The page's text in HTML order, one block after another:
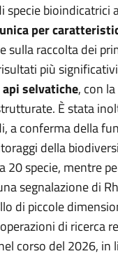
bioindicatrici
per
sulla raccolta dei
più
api selvatiche, con
È stata
a conferma della
della
20 specie, mentre
segnalazione di
di piccole
di ricerca
corso del 2026, in